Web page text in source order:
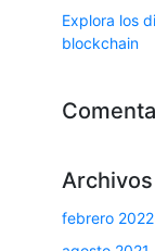
Explora los
blockchain
Archivos
febrero 2022